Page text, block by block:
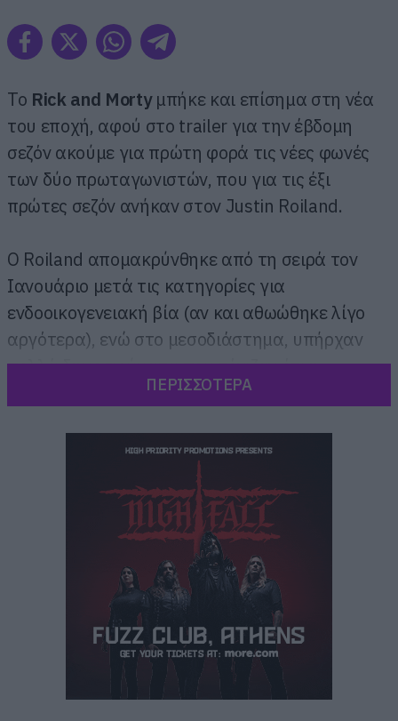
To Rick and Mortyμπήκε και επίσημα στη νέα
του εποχή, αφού στο trailer για την έβδομη
σεζόν ακούμε για πρώτη φορά τις νέες φωνές
των δύο πρωταγωνιστών, που για τις έξι
πρώτες σεζόν ανήκαν στον Justin Roiland.
O Roiland απομακρύνθηκε από τη σειρά τον
Ιανουάριο μετά τις κατηγορίες για
ενδοοικογενειακή βία (αν και αθωώθηκε λίγο
αργότερα), ενώ στο μεσοδιάστημα, υπήρχαν
πολλά δημοσιεύματα που τόνιζαν ότι η
συνεισφορά του μετά τις δύο πρώτες σεζόν
Harmond που παραμένει στο τιμόνι να είναι ο
αποκλειστικός αρμόδιος για τις ιστορίες.
ΠΕΡΙΣΣΟΤΕΡΑ